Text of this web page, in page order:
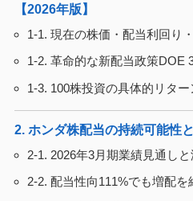
【2026年版】
1-1. 現在の株価・配当利回り
1-2. 革命的な新配当政策DOE
1-3. 100株投資の具体的リタ
2. ホンダ株配当の持続可能性
2-1. 2026年3月期業績見通し
2-2. 配当性向111%でも増配